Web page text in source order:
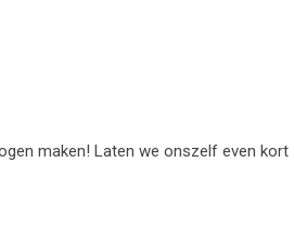
maken! Laten we onszelf even kort